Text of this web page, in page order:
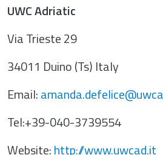
UWC Adriatic
Via Trieste 29
34011 Duino (Ts) Italy
Email:
Tel:+39-040-3739554
Website:http://www.uwcad.it